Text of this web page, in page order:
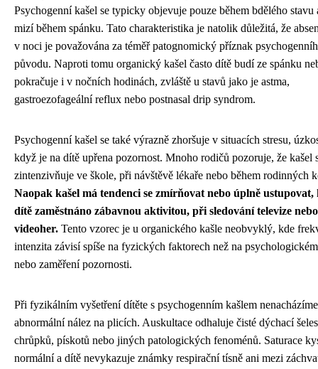
Psychogenní kašel se typicky objevuje pouze během bdělého stavu
mizí během spánku. Tato charakteristika je natolik důležitá, že
v noci je považována za téměř patognomický příznak
původu. Naproti tomu organický kašel často dítě budí ze spánku
pokračuje i v nočních hodinách, zvláště u stavů jako je astma,
gastroezofageální reflux nebo postnasal drip syndrom.
Psychogenní kašel se také výrazně zhoršuje v situacích stresu,
když je na dítě upřena pozornost. Mnoho rodičů pozoruje, že kašel
zintenzivňuje ve škole, při návštěvě lékaře nebo během rodinných
Naopak kašel má tendenci se zmírňovat nebo úplně ustupovat,
dítě zaměstnáno zábavnou aktivitou, při sledování televize
videoher. Tento vzorec je u organického kašle neobvyklý, kde
intenzita závisí spíše na fyzických faktorech než na
nebo zaměření pozornosti.
Při fyzikálním vyšetření dítěte s psychogenním kašlem nenacházíme
abnormální nález na plicích. Auskultace odhaluje čisté dýchací
chrůpků, pískotů nebo jiných patologických fenoménů. Saturace
normální a dítě nevykazuje známky respirační tísně ani mezi